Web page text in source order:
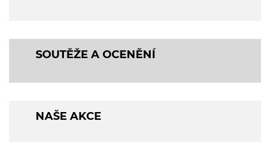
SOUTĚŽE A OCENĚNÍ
NAŠE AKCE